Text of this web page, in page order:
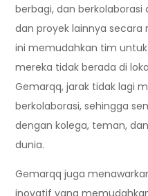
berbagi, dan
dan proyek lainnya secara
ini memudahkan tim
mereka tidak berada di
Gemarqq, jarak tidak lagi
berkolaborasi, sehingga
dengan kolega, teman,
dunia.
Gemarqq juga
inovatif yang